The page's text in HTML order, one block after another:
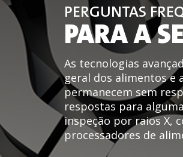
PERGUNTAS
PARA A
As tecnologias
geral dos alimentos e
permanecem sem
respostas para
inspeção por raios X,
processadores de